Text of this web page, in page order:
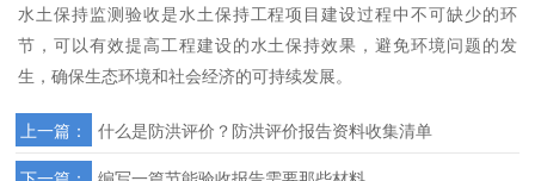
水土保持监测验收是水土保持工程项目建设过程中不可缺少的环
节，可以有效提高工程建设的水土保持效果，避免环境问题的发
生，确保生态环境和社会经济的可持续发展。
上一篇：
什么是防洪评价？防洪评价报告资料收集清单